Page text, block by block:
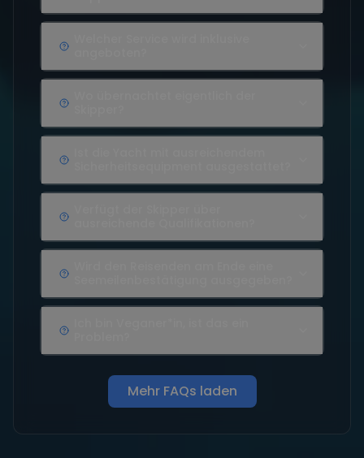
Mehr FAQs laden